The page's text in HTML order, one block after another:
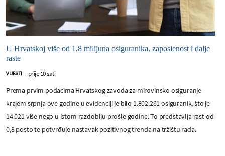
U Hrvatskoj više od 1,8 milijuna osiguranika, zaposlenost i dalje
raste
VIJESTI - prije 10 sati
Prema prvim podacima Hrvatskog zavoda za mirovinsko osiguranje
krajem srpnja ove godine u evidenciji je bilo 1.802.261 osiguranik, što je
14.021 više nego u istom razdoblju prošle godine. To predstavlja rast od
0,8 posto te potvrđuje nastavak pozitivnog trenda na tržištu rada.